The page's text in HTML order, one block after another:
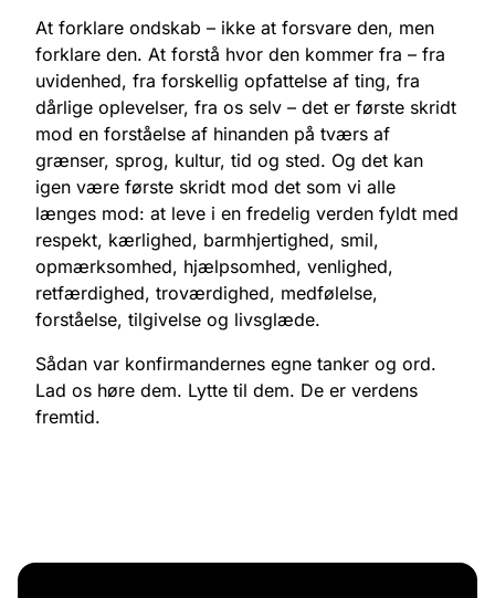
At forklare ondskab – ikke at forsvare den, men
forklare den. At forstå hvor den kommer fra – fra
uvidenhed, fra forskellig opfattelse af ting, fra
dårlige oplevelser, fra os selv – det er første skridt
mod en forståelse af hinanden på tværs af
grænser, sprog, kultur, tid og sted. Og det kan
igen være første skridt mod det som vi alle
længes mod: at leve i en fredelig verden fyldt med
respekt, kærlighed, barmhjertighed, smil,
opmærksomhed, hjælpsomhed, venlighed,
retfærdighed, troværdighed, medfølelse,
forståelse, tilgivelse og livsglæde.
Sådan var konfirmandernes egne tanker og ord.
Lad os høre dem. Lytte til dem. De er verdens
fremtid.